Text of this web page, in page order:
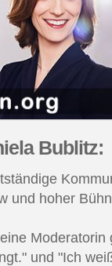
Bublitz:
und hoher
Moderatorin
und "Ich